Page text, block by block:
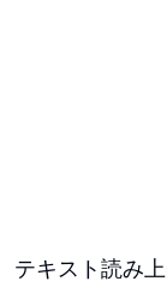
テキスト読み